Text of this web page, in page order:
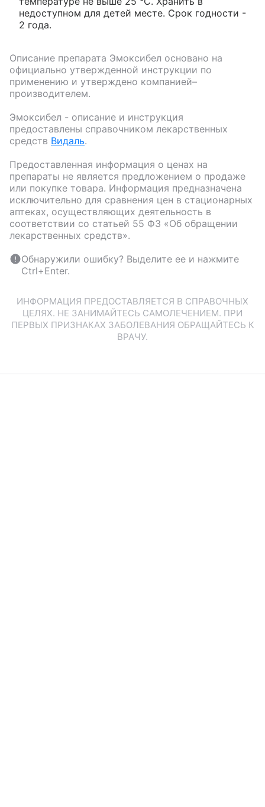
недоступном для детей месте. Срок годности -
2 года.
Описание препарата Эмоксибел основано на
официально утвержденной инструкции по
применению и утверждено компанией–
производителем.
Эмоксибел - описание и инструкция
предоставлены справочником лекарственных
средств Видаль.
Предоставленная информация о ценах на
препараты не является предложением о продаже
или покупке товара. Информация предназначена
исключительно для сравнения цен в стационарных
аптеках, осуществляющих деятельность в
соответствии со статьей 55 ФЗ «Об обращении
лекарственных средств».
Обнаружили ошибку? Выделите ее и нажмите
Ctrl+Enter.
ИНФОРМАЦИЯ ПРЕДОСТАВЛЯЕТСЯ В СПРАВОЧНЫХ
ЦЕЛЯХ. НЕ ЗАНИМАЙТЕСЬ САМОЛЕЧЕНИЕМ. ПРИ
ПЕРВЫХ ПРИЗНАКАХ ЗАБОЛЕВАНИЯ ОБРАЩАЙТЕСЬ К
ВРАЧУ.